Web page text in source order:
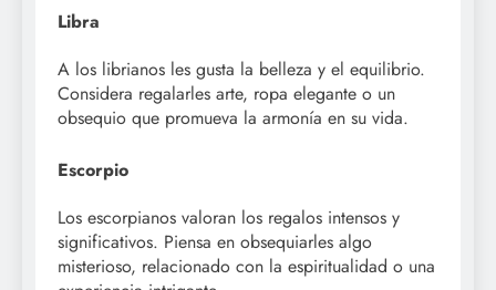
Libra
A los librianos les gusta la belleza y el equilibrio.
Considera regalarles arte, ropa elegante o un
obsequio que promueva la armonía en su vida.
Escorpio
Los escorpianos valoran los regalos intensos y
significativos. Piensa en obsequiarles algo
misterioso, relacionado con la espiritualidad o una